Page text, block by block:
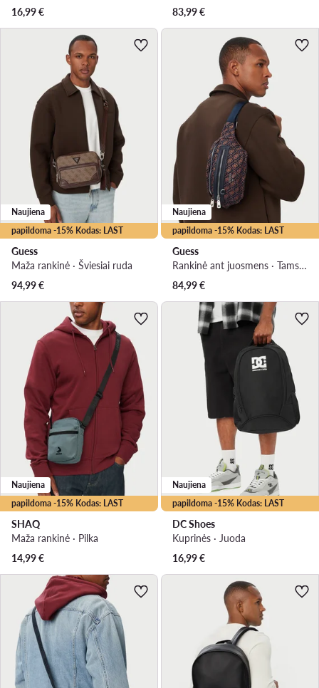
16,99€
83,99€
papildoma -15% Kodas: LAST
Naujiena
Guess
Maža rankinė · Šviesiai ruda
94,99€
papildoma -15% Kodas: LAST
Naujiena
Guess
Rankinė ant juosmens · Tamsiai mėlyna
84,99€
papildoma -15% Kodas: LAST
Naujiena
SHAQ
Maža rankinė · Pilka
14,99€
papildoma -15% Kodas: LAST
Naujiena
DC Shoes
Kuprinės · Juoda
16,99€